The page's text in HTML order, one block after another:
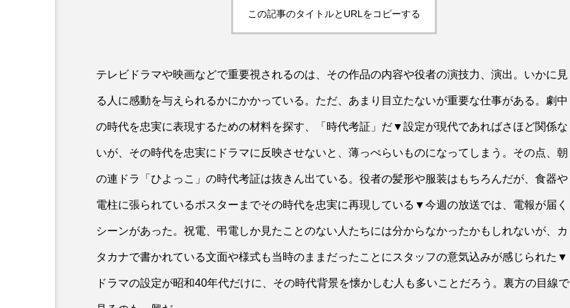
この記事のタイトルとURLをコピーする
テレビドラマや映画などで重要視されるのは、その作品の内容や役者の演技力、演出。いかに見
る人に感動を与えられるかにかかっている。ただ、あまり目立たないが重要な仕事がある。劇中
の時代を忠実に表現するための材料を探す、「時代考証」だ▼設定が現代であればさほど関係な
いが、その時代を忠実にドラマに反映させないと、薄っぺらいものになってしまう。その点、朝
の連ドラ「ひよっこ」の時代考証は抜きん出ている。役者の髪形や服装はもちろんだが、食器や
電柱に張られているポスターまでその時代を忠実に再現している▼今週の放送では、電報が届く
シーンがあった。祝電、弔電しか見たことのない人たちには分からなかったかもしれないが、カ
タカナで書かれている文面や様式も当時のままだったことにスタッフの意気込みが感じられた▼
ドラマの設定が昭和40年代だけに、その時代背景を懐かしむ人も多いことだろう。裏方の目線で